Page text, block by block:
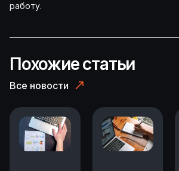
работу.
Похожие статьи
Все новости